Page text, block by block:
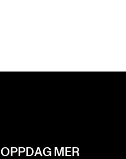
OPPDAG MER